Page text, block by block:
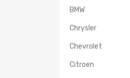
BMW
Chrysler
Chevrolet
Citroen